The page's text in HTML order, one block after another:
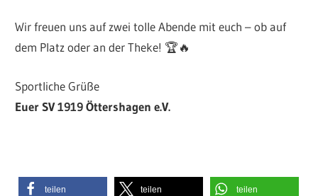
Wir freuen uns auf zwei tolle Abende mit euch – ob auf
dem Platz oder an der Theke! 🏆🔥
Sportliche Grüße
Euer SV 1919 Öttershagen e.V.
teilen teilen teilen